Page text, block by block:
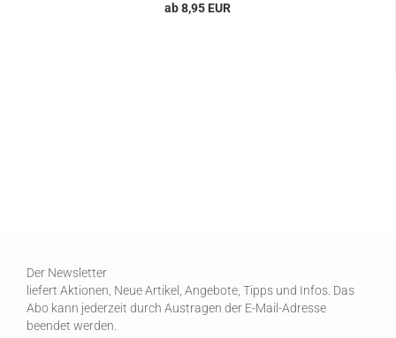
ab 8,95 EUR
Der Newsletter
liefert Aktionen, Neue Artikel, Angebote, Tipps und Infos. Das
Abo kann jederzeit durch Austragen der E-Mail-Adresse
beendet werden.